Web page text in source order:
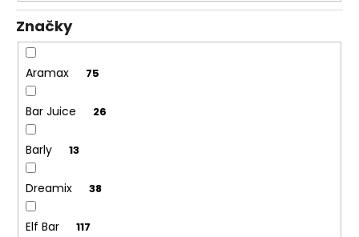
Značky
Aramax 75
Bar Juice 26
Barly 13
Dreamix 38
Elf Bar 117
DEKANG
DESERT
SHIP
10ML
18MG
155
Kč
Původně:
195
Kč